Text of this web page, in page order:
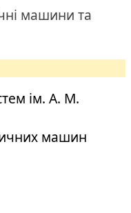
машини та
ім. А. М.
машин